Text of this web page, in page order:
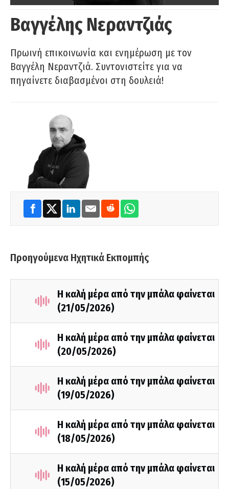
Βαγγέλης Νεραντζιάς
Πρωινή επικοινωνία και ενημέρωση με τον
Βαγγέλη Νεραντζιά. Συντονιστείτε για να
πηγαίνετε διαβασμένοι στη δουλειά!
Προηγούμενα Ηχητικά Εκπομπής
Η καλή μέρα από την μπάλα φαίνεται
(21/05/2026)
Η καλή μέρα από την μπάλα φαίνεται
(20/05/2026)
Η καλή μέρα από την μπάλα φαίνεται
(19/05/2026)
Η καλή μέρα από την μπάλα φαίνεται
(18/05/2026)
Η καλή μέρα από την μπάλα φαίνεται
(15/05/2026)